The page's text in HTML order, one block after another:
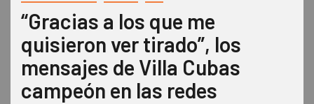
“Gracias a los que me
quisieron ver tirado”, los
mensajes de Villa Cubas
campeón en las redes